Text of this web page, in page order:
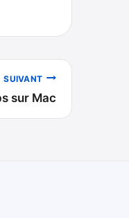
SUIVANT
sur Mac